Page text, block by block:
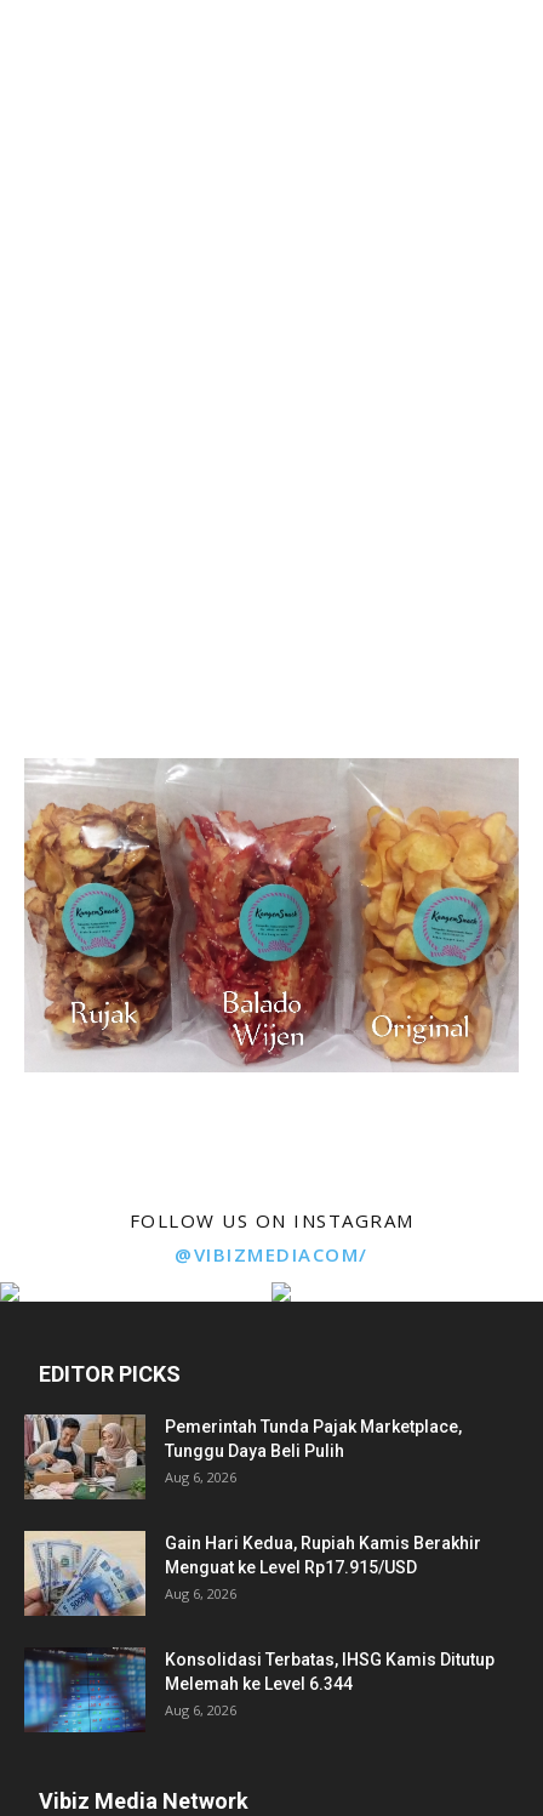
FOLLOW US ON INSTAGRAM
@VIBIZMEDIACOM/
EDITOR PICKS
Pemerintah Tunda Pajak Marketplace,
Tunggu Daya Beli Pulih
Aug 6, 2026
Gain Hari Kedua, Rupiah Kamis Berakhir
Menguat ke Level Rp17.915/USD
Aug 6, 2026
Konsolidasi Terbatas, IHSG Kamis Ditutup
Melemah ke Level 6.344
Aug 6, 2026
Vibiz Media Network